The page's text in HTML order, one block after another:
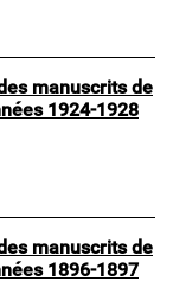
manuscrits de
1924-1928
manuscrits de
1896-1897